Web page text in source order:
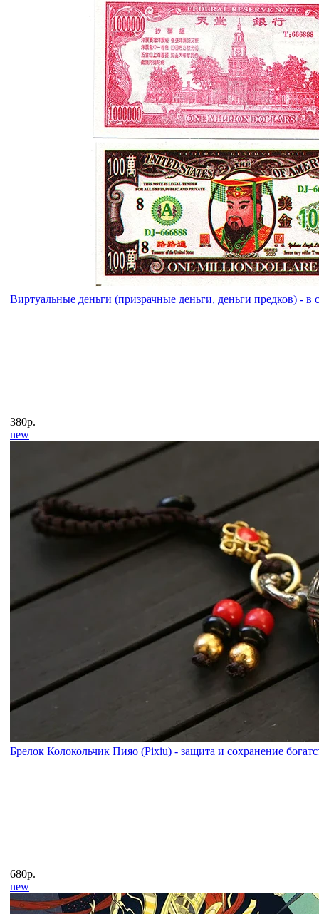
Виртуальные деньги (призрачные деньги, деньги предков) - в
380р.
new
Брелок Колокольчик Пияо (Pixiu) - защита и сохранение
680р.
new